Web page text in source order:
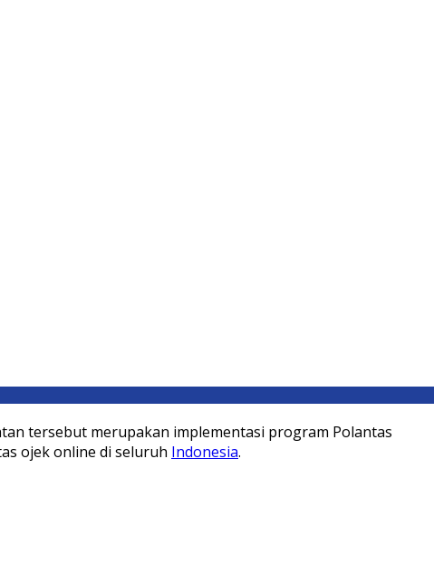
tersebut merupakan implementasi program Polantas
ojek online di seluruh Indonesia.